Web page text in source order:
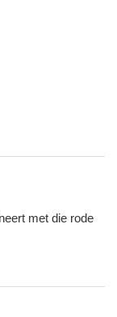
met die rode